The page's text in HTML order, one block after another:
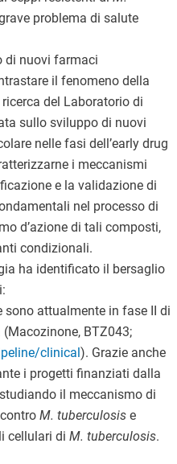
problema di salute
di nuovi farmaci
il fenomeno della
del Laboratorio di
sullo sviluppo di nuovi
nelle fasi dell’early drug
i meccanismi
e la validazione di
nel processo di
d’azione di tali composti,
condizionali.
ha identificato il bersaglio
attualmente in fase II di
BTZ043;
clinical ). Grazie anche
i progetti finanziati dalla
il meccanismo di
M. tuberculosise
cellulari di M. tuberculosis.